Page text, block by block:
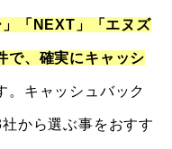
」「NEXT」「エヌズ
で、確実にキャッシ
。キャッシュバック
から選ぶ事をおすす